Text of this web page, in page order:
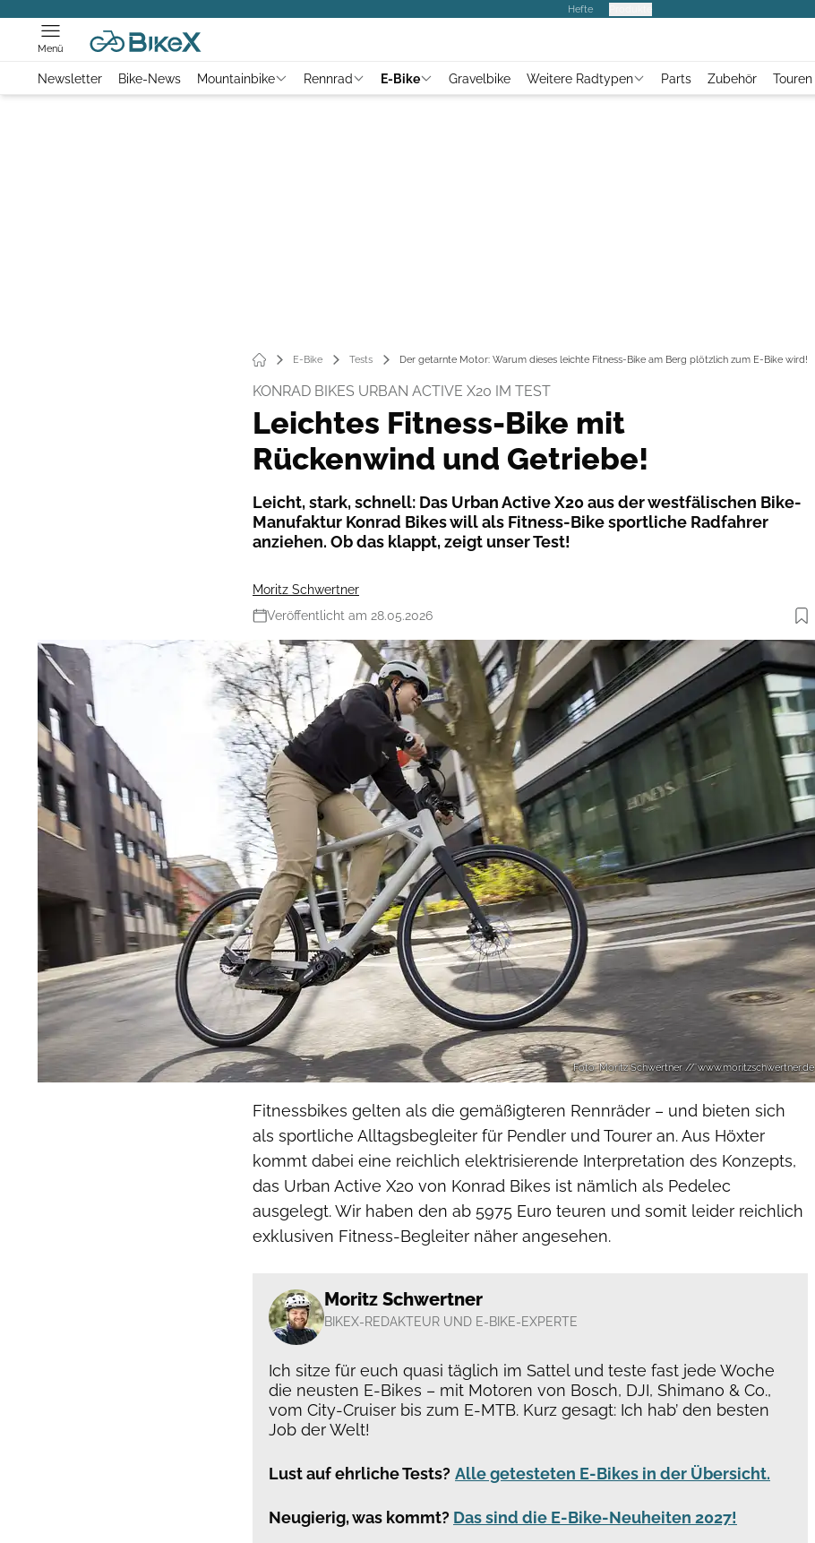
Hefte
Menü
Newsletter Bike-News Mountainbike Rennrad E-Bike Gravelbike Weitere Radtypen Parts Zubehör Touren
E-Bike Tests Der getarnte Motor: Warum dieses leichte Fitness-Bike am Berg plötzlich zum E-Bike wird!
KONRAD BIKES URBAN ACTIVE X20 IM TEST
Leichtes Fitness-Bike mit
Rückenwind und Getriebe!
Leicht, stark, schnell: Das Urban Active X20 aus der westfälischen Bike-
Manufaktur Konrad Bikes will als Fitness-Bike sportliche Radfahrer
anziehen. Ob das klappt, zeigt unser Test!
Moritz Schwertner
Veröffentlicht am 28.05.2026
Foto: Moritz Schwertner // www.moritzschwertner.de
Fitnessbikes gelten als die gemäßigteren Rennräder – und bieten sich
als sportliche Alltagsbegleiter für Pendler und Tourer an. Aus Höxter
kommt dabei eine reichlich elektrisierende Interpretation des Konzepts,
das Urban Active X20 von Konrad Bikes ist nämlich als Pedelec
ausgelegt. Wir haben den ab 5975 Euro teuren und somit leider reichlich
exklusiven Fitness-Begleiter näher angesehen.
Moritz Schwertner
BIKEX-REDAKTEUR UND E-BIKE-EXPERTE
Ich sitze für euch quasi täglich im Sattel und teste fast jede Woche
die neusten E-Bikes – mit Motoren von Bosch, DJI, Shimano & Co.,
vom City-Cruiser bis zum E-MTB. Kurz gesagt: Ich hab’ den besten
Job der Welt!
Lust auf ehrliche Tests? Alle getesteten E-Bikes in der Übersicht.
Neugierig, was kommt? Das sind die E-Bike-Neuheiten 2027!